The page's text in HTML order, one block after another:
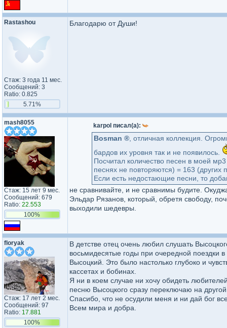
Rastashou
Стаж: 3 года 11 мес.
Сообщений: 3
Ratio: 0.825
5.71%
Благодарю от Души!
mash8055
Стаж: 15 лет 9 мес.
Сообщений: 679
Ratio: 22.553
100%
karpol писал(а):
Bosman ® , отличная коллекция.
бардов их уровня так и не появилось.
Посчитал количество песен в моей
песнях не повторяются) = 163
Если есть недостающие песни, то
не сравнивайте, и не сравнимы будите.
Эльдар Рязанов, который, обретя свободу,
выходили шедевры.
floryak
Стаж: 17 лет 2 мес.
Сообщений: 97
Ratio: 17.881
100%
В детстве отец очень любил слушать
восьмидесятые годы при очередной поездки
Высоцкий. Это было настолько глубоко и
кассетах и бобинах.
Я ни в коем случае ни хочу обидеть
песню Высоцкого сразу переключаю на
Спасибо, что не осудили меня и ни дай бог
Всем мира и добра.